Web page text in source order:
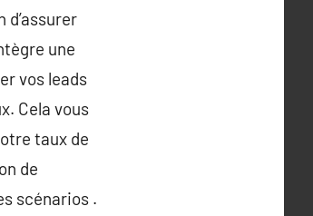
une
vos leads
Cela vous
taux de
de
scénarios .